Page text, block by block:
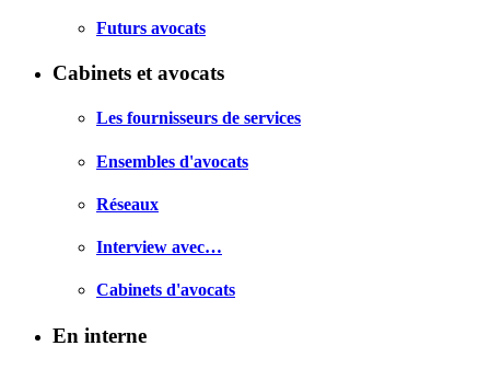
Futurs avocats
Cabinets et avocats
Les fournisseurs de services
Ensembles d'avocats
Réseaux
Interview avec…
Cabinets d'avocats
En interne